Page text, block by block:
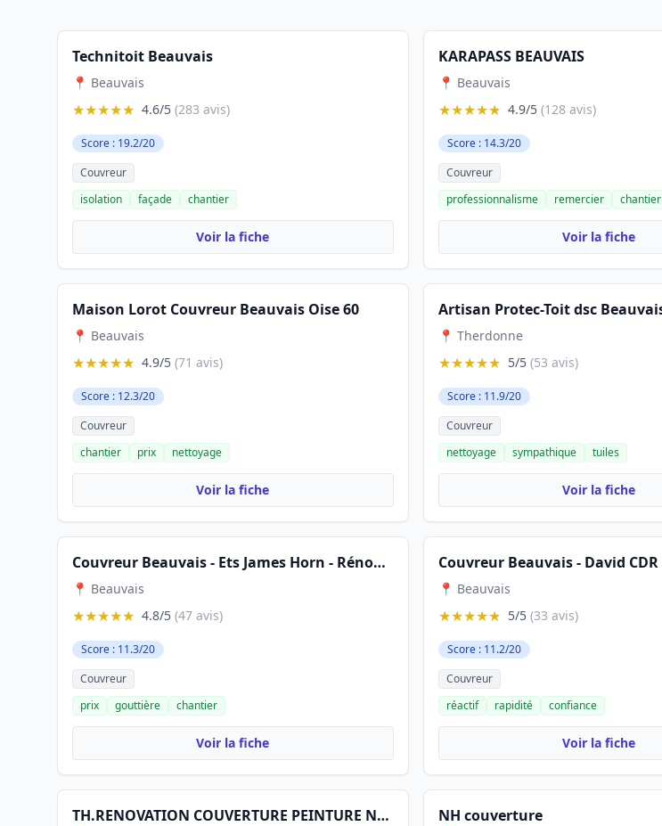
Technitoit Beauvais
📍 Beauvais
★★★★★ 4.6/5 (283 avis)
Score : 19.2/20
Couvreur
isolation
façade chantier
Voir la fiche
KARAPASS BEAUVAIS
📍 Beauvais
★★★★★ 4.9/5 (128 avis)
Score : 14.3/20
Couvreur
professionnalisme
remercier chantier
Voir la fiche
Maison Lorot Couvreur Beauvais Oise 60
📍 Beauvais
★★★★★ 4.9/5 (71 avis)
Score : 12.3/20
Couvreur
chantier
prix nettoyage
Voir la fiche
📍 Therdonne
★★★★★ 5/5 (53 avis)
Score : 11.9/20
Couvreur
nettoyage
sympathique tuiles
Voir la fiche
Couvreur Beauvais - Ets James Horn - Rénovation et Réparation de toiture à Beauvais
📍 Beauvais
★★★★★ 4.8/5 (47 avis)
Score : 11.3/20
Couvreur
prix
gouttière chantier
Voir la fiche
📍 Beauvais
★★★★★ 5/5 (33 avis)
Score : 11.2/20
Couvreur
réactif
rapidité confiance
Voir la fiche
TH.RENOVATION COUVERTURE PEINTURE NETTOYAGE MAÇONNERIE NH couverture